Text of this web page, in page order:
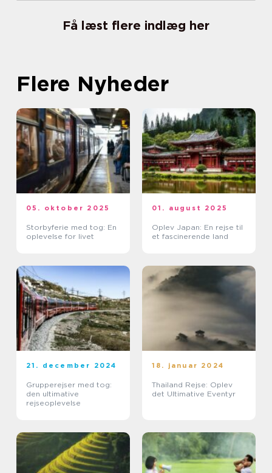
Få læst flere indlæg her
Flere Nyheder
05. oktober 2025
Storbyferie med tog: En
oplevelse for livet
01. august 2025
Oplev Japan: En rejse til
et fascinerende land
21. december 2024
Grupperejser med tog:
den ultimative
rejseoplevelse
18. januar 2024
Thailand Rejse: Oplev
det Ultimative Eventyr